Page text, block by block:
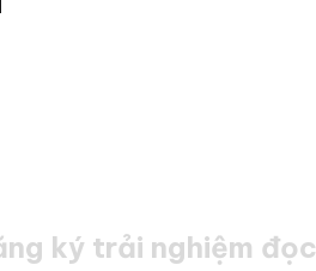
ký trải nghiệm đọc